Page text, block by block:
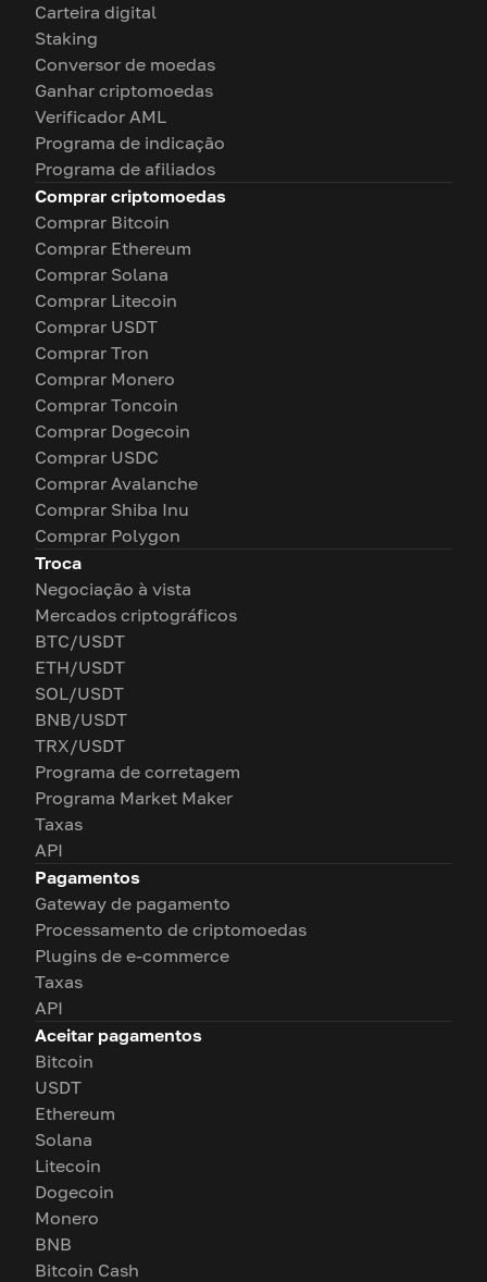
Carteira digital
Staking
Conversor de moedas
Ganhar criptomoedas
Verificador AML
Programa de indicação
Programa de afiliados
Comprar criptomoedas
Comprar Bitcoin
Comprar Ethereum
Comprar Solana
Comprar Litecoin
Comprar USDT
Comprar Tron
Comprar Monero
Comprar Toncoin
Comprar Dogecoin
Comprar USDC
Comprar Avalanche
Comprar Shiba Inu
Comprar Polygon
Troca
Negociação à vista
Mercados criptográficos
BTC/USDT
ETH/USDT
SOL/USDT
BNB/USDT
TRX/USDT
Programa de corretagem
Programa Market Maker
Taxas
API
Pagamentos
Gateway de pagamento
Processamento de criptomoedas
Plugins de e-commerce
Taxas
API
Aceitar pagamentos
Bitcoin
USDT
Ethereum
Solana
Litecoin
Dogecoin
Monero
BNB
Bitcoin Cash